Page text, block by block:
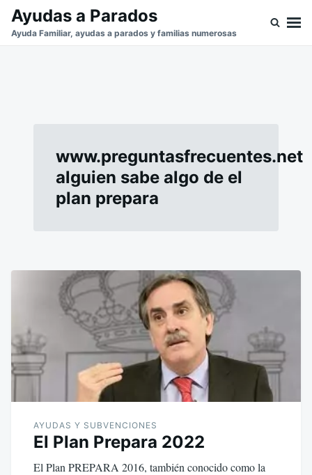
SaltarBuscar:
Ayudas a Parados
Ayuda Familiar, ayudas a parados y familias numerosas
www.preguntasfrecuentes.net
alguien sabe algo de el
plan prepara
AYUDAS Y SUBVENCIONES
El Plan Prepara 2022
El Plan PREPARA 2016, también conocido como la